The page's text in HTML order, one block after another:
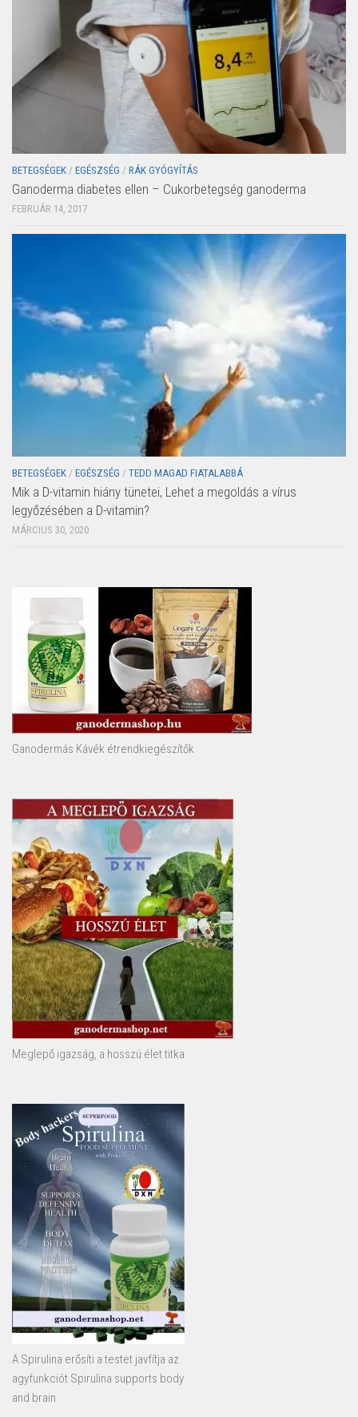
BETEGSÉGEK / EGÉSZSÉG / RÁK GYÓGYÍTÁS
Ganoderma diabetes ellen – Cukorbetegség ganoderma
FEBRUÁR 14, 2017
BETEGSÉGEK / EGÉSZSÉG / TEDD MAGAD FIATALABBÁ
Mik a D-vitamin hiány tünetei, Lehet a megoldás a vírus
legyőzésében a D-vitamin?
MÁRCIUS 30, 2020
Ganodermás Kávék étrendkiegészítők
Meglepő igazság, a hosszú élet titka
A Spirulina erősíti a testet javfítja az
agyfunkciót Spirulina supports body
and brain